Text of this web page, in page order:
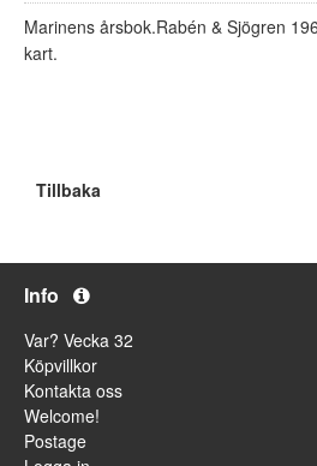
Marinens årsbok.Rabén & Sjögren
kart.
Tillbaka
Info
Var? Vecka 32
Köpvillkor
Kontakta oss
Welcome!
Postage